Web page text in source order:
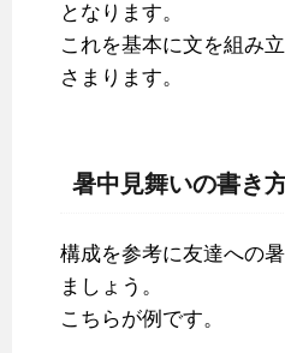
となります。
これを基本に文を組み
さまります。
暑中見舞いの書き
構成を参考に友達への
ましょう。
こちらが例です。